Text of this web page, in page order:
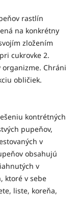
rastlín
na konkrétny
zložením
cukrovke 2.
Chráni
obličiek.
kontrétných
pupeňov,
v
obsahujú
v
ktoré v sebe
liste, koreňa,